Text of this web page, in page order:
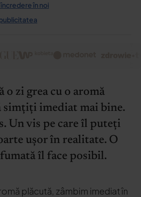
în noi
o zi grea cu o aromă
simțiți imediat mai bine.
Un vis pe care îl puteți
ușor în realitate. O
îl face posibil.
plăcută, zâmbim imediat în